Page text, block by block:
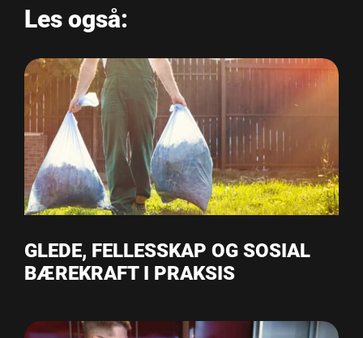
Les også:
GLEDE, FELLESSKAP OG SOSIAL
BÆREKRAFT I PRAKSIS